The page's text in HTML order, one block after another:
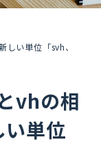
しい単位「svh、
vhの相
単位